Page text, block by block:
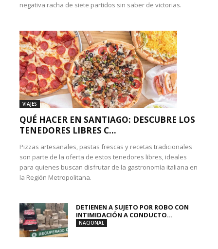
negativa racha de siete partidos sin saber de victorias.
VIAJES
QUÉ HACER EN SANTIAGO: DESCUBRE LOS
TENEDORES LIBRES C...
Pizzas artesanales, pastas frescas y recetas tradicionales
son parte de la oferta de estos tenedores libres, ideales
para quienes buscan disfrutar de la gastronomía italiana en
la Región Metropolitana.
DETIENEN A SUJETO POR ROBO CON
INTIMIDACIÓN A CONDUCTO...
NACIONAL